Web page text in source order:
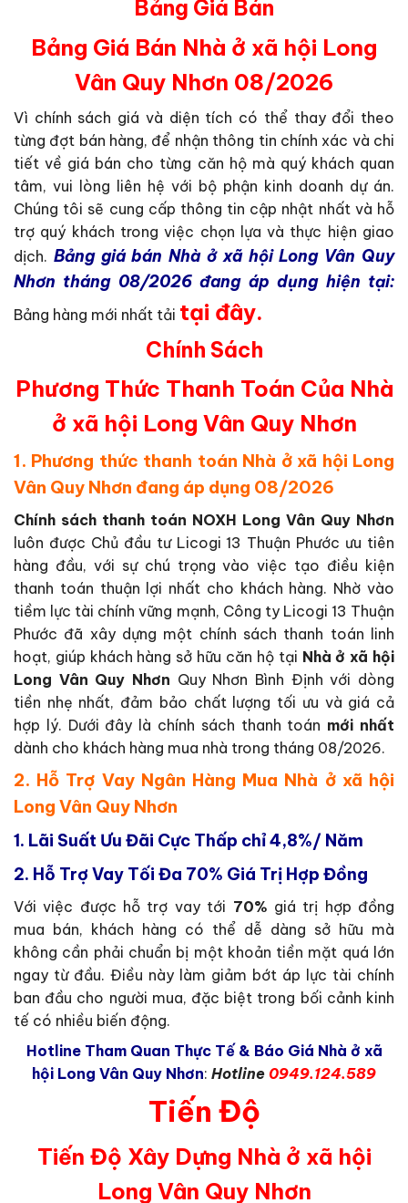
Bảng Giá Bán
Bảng Giá Bán Nhà ở xã hội Long
Vân Quy Nhơn 08/2026
Vì chính sách giá và diện tích có thể thay đổi theo
từng đợt bán hàng, để nhận thông tin chính xác và chi
tiết về giá bán cho từng căn hộ mà quý khách quan
tâm, vui lòng liên hệ với bộ phận kinh doanh dự án.
Chúng tôi sẽ cung cấp thông tin cập nhật nhất và hỗ
trợ quý khách trong việc chọn lựa và thực hiện giao
dịch. Bảng giá bán Nhà ở xã hội Long Vân Quy
Nhơn tháng 08/2026 đang áp dụng hiện tại:
Bảng hàng mới nhất tải tại đây.
Chính Sách
Phương Thức Thanh Toán Của Nhà
ở xã hội Long Vân Quy Nhơn
1. Phương thức thanh toán Nhà ở xã hội Long
Vân Quy Nhơn đang áp dụng 08/2026
Chính sách thanh toán NOXH Long Vân Quy Nhơn
luôn được Chủ đầu tư Licogi 13 Thuận Phước ưu tiên
hàng đầu, với sự chú trọng vào việc tạo điều kiện
thanh toán thuận lợi nhất cho khách hàng. Nhờ vào
tiềm lực tài chính vững mạnh, Công ty Licogi 13 Thuận
Phước đã xây dựng một chính sách thanh toán linh
hoạt, giúp khách hàng sở hữu căn hộ tại Nhà ở xã hội
Long Vân Quy Nhơn Quy Nhơn Bình Định với dòng
tiền nhẹ nhất, đảm bảo chất lượng tối ưu và giá cả
hợp lý. Dưới đây là chính sách thanh toán mới nhất
dành cho khách hàng mua nhà trong tháng 08/2026.
2. Hỗ Trợ Vay Ngân Hàng Mua Nhà ở xã hội
Long Vân Quy Nhơn
1. Lãi Suất Ưu Đãi Cực Thấp chỉ 4,8%/ Năm
2. Hỗ Trợ Vay Tối Đa 70% Giá Trị Hợp Đồng
Với việc được hỗ trợ vay tới 70% giá trị hợp đồng
mua bán, khách hàng có thể dễ dàng sở hữu mà
không cần phải chuẩn bị một khoản tiền mặt quá lớn
ngay từ đầu. Điều này làm giảm bớt áp lực tài chính
ban đầu cho người mua, đặc biệt trong bối cảnh kinh
tế có nhiều biến động.
Hotline Tham Quan Thực Tế & Báo Giá Nhà ở xã
hội Long Vân Quy Nhơn: Hotline 0949.124.589
Tiến Độ
Tiến Độ Xây Dựng Nhà ở xã hội
Long Vân Quy Nhơn